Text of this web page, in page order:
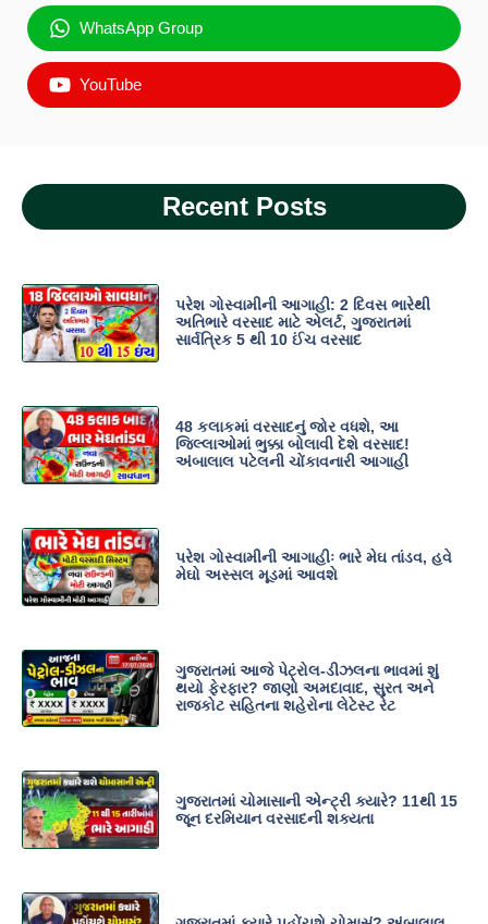
WhatsApp Group
YouTube
Recent Posts
પરેશ ગોસ્વામીની આગાહી: 2 દિવસ ભારેથી
અતિભારે વરસાદ માટે એલર્ટ, ગુજરાતમાં
સાર્વત્રિક 5 થી 10 ઈંચ વરસાદ
48 કલાકમાં વરસાદનું જોર વધશે, આ
જિલ્લાઓમાં ભુક્કા બોલાવી દેશે વરસાદ!
અંબાલાલ પટેલની ચોંકાવનારી આગાહી
પરેશ ગોસ્વામીની આગાહીઃ ભારે મેઘ તાંડવ, હવે
મેઘો અસ્સલ મૂડમાં આવશે
ગુજરાતમાં આજે પેટ્રોલ-ડીઝલના ભાવમાં શું
થયો ફેરફાર? જાણો અમદાવાદ, સુરત અને
રાજકોટ સહિતના શહેરોના લેટેસ્ટ રેટ
ગુજરાતમાં ચોમાસાની એન્ટ્રી ક્યારે? 11થી 15
જૂન દરમિયાન વરસાદની શક્યતા